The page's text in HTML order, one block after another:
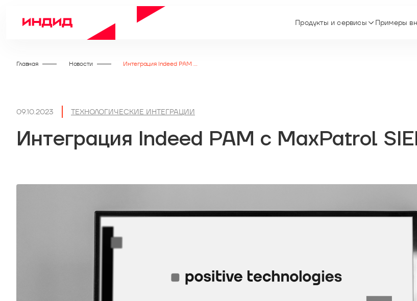
Продукты и сервисы Примеры
Главная Новости Интеграция Indeed PAM c MaxPatrol SIEM
09.10.2023 ТЕХНОЛОГИЧЕСКИЕ ИНТЕГРАЦИИ
Интеграция Indeed PAM c MaxPatrol